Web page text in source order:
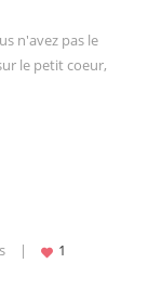
n'avez pas le
le petit coeur,
|